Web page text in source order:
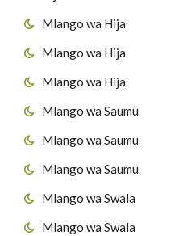
Mlango wa Hija
Mlango wa Hija
Mlango wa Hija
Mlango wa Saumu
Mlango wa Saumu
Mlango wa Saumu
Mlango wa Swala
Mlango wa Swala